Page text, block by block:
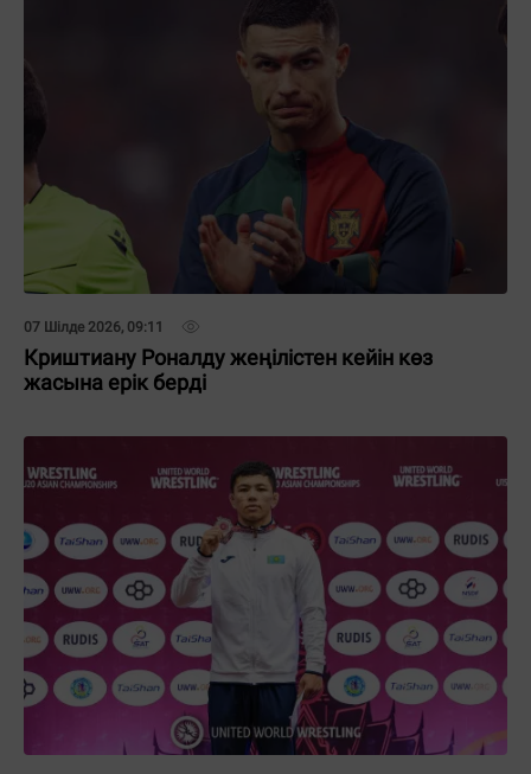
07 Шілде 2026, 09:11
Криштиану Роналду жеңілістен кейін көз
жасына ерік берді